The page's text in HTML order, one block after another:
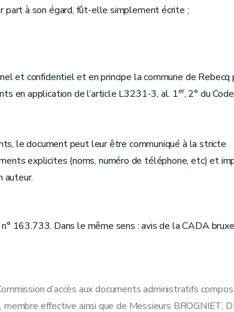
part à son égard, fût-elle simplement écrite ;
et confidentiel et en principe la commune de Rebecq
en application de l’article L3231-3, al. 1er, 2° du
le document peut leur être communiqué à la stricte
explicites (noms, numéro de téléphone, etc) et
auteur.
n° 163.733. Dans le même sens : avis de la CADA
d’accès aux documents administratifs
effective ainsi que de Messieurs BROGNIET,